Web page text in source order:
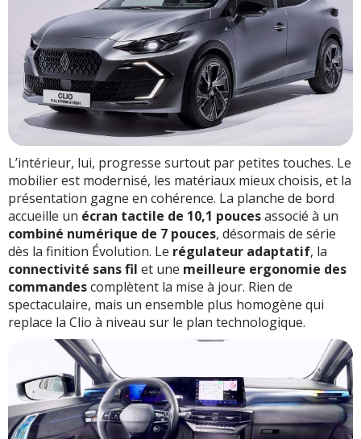
L’intérieur, lui, progresse surtout par petites touches. Le
mobilier est modernisé, les matériaux mieux choisis, et la
présentation gagne en cohérence. La planche de bord
accueille un écran tactile de 10,1 poucesassocié à un
combiné numérique de 7 pouces, désormais de série
dès la finition Évolution. Le régulateur adaptatif, la
connectivité sans fil et une meilleure ergonomie des
commandescomplètent la mise à jour. Rien de
spectaculaire, mais un ensemble plus homogène qui
replace la Clio à niveau sur le plan technologique.